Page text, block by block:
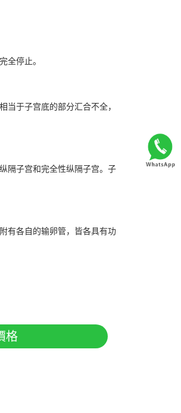
停止。
于子宫底的部分汇合不全，
隔子宫和完全性纵隔子宫。子
有各自的输卵管，皆各具有功
格